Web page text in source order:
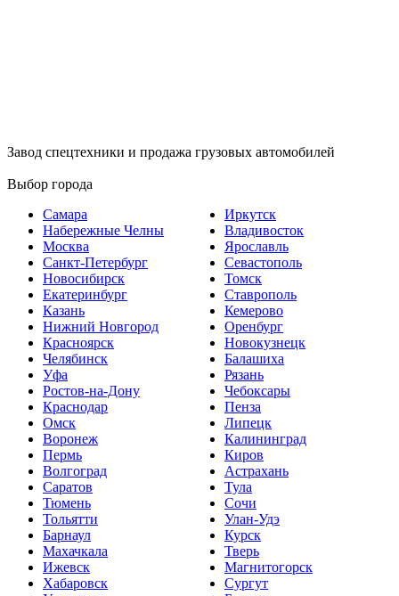
Завод спецтехники и продажа грузовых автомобилей
Выбор города
Самара
Набережные Челны
Москва
Санкт-Петербург
Новосибирск
Екатеринбург
Казань
Нижний Новгород
Красноярск
Челябинск
Уфа
Ростов-на-Дону
Краснодар
Омск
Воронеж
Пермь
Волгоград
Саратов
Тюмень
Тольятти
Барнаул
Махачкала
Ижевск
Хабаровск
Иркутск
Владивосток
Ярославль
Севастополь
Томск
Ставрополь
Кемерово
Оренбург
Новокузнецк
Балашиха
Рязань
Чебоксары
Пенза
Липецк
Калининград
Киров
Астрахань
Тула
Сочи
Улан-Удэ
Курск
Тверь
Магнитогорск
Сургут